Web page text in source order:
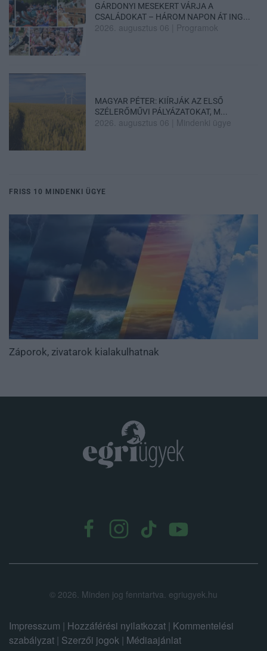
GÁRDONYI MESEKERT VÁRJA A
CSALÁDOKAT – HÁROM NAPON ÁT ING...
2026. augusztus 06 Programok
MAGYAR PÉTER: KIÍRJÁK AZ ELSŐ
SZÉLERŐMŰVI PÁLYÁZATOKAT, M...
2026. augusztus 06 Mindenki ügye
FRISS 10 MINDENKI ÜGYE
Záporok, zivatarok kialakulhatnak
© 2026. Minden jog fenntartva. egriugyek.hu
Impresszum | Hozzáférési nyilatkozat | Kommentelési
szabályzat | Szerzői jogok | Médiaajánlat